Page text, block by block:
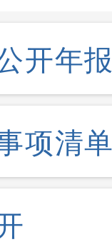
开年
项清